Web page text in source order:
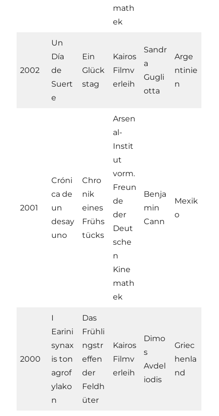
math
ek
2002
Un
Día
de
Suert
e
Ein
Glück
stag
Kairos
Filmv
erleih
Sandr
a
Gugli
otta
Arge
ntinie
n
2001
Cróni
ca de
un
desay
uno
Chro
nik
eines
Frühs
tücks
Arsen
al-
Instit
ut
vorm.
Freun
de
der
Deut
sche
n
Kine
math
ek
Benja
min
Cann
Mexik
o
2000
I
Earini
synax
is ton
agrof
ylako
n
Das
Frühli
ngstr
effen
der
Feldh
üter
Kairos
Filmv
erleih
Dimo
s
Avdel
iodis
Griec
henla
nd